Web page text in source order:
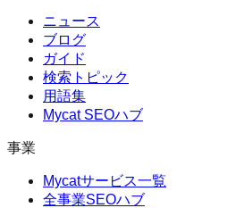
ニュース
ブログ
ガイド
検索トピック
用語集
Mycat SEOハブ
事業
Mycatサービス一覧
全事業SEOハブ